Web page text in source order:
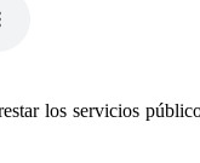
los servicios